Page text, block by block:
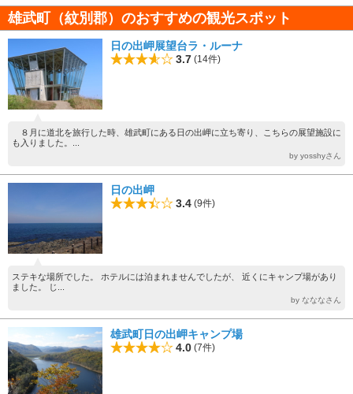
雄武町（紋別郡）のおすすめの観光スポット
日の出岬展望台ラ・ルーナ
3.7 (14件)
８月に道北を旅行した時、雄武町にある日の出岬に立ち寄り、こちらの展望施設に
も入りました。...
by yosshyさん
日の出岬
3.4 (9件)
ステキな場所でした。 ホテルには泊まれませんでしたが、 近くにキャンプ場があり
ました。 じ...
by なななさん
雄武町日の出岬キャンプ場
4.0 (7件)